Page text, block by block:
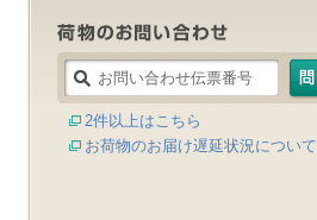
2件以上はこちら
お荷物のお届け遅延状況について